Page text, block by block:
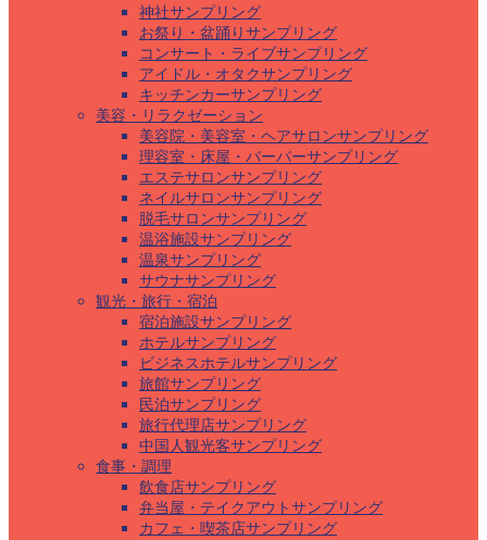
神社サンプリング
お祭り・盆踊りサンプリング
コンサート・ライブサンプリング
アイドル・オタクサンプリング
キッチンカーサンプリング
美容・リラクゼーション
美容院・美容室・ヘアサロンサンプリング
理容室・床屋・バーバーサンプリング
エステサロンサンプリング
ネイルサロンサンプリング
脱毛サロンサンプリング
温浴施設サンプリング
温泉サンプリング
サウナサンプリング
観光・旅行・宿泊
宿泊施設サンプリング
ホテルサンプリング
ビジネスホテルサンプリング
旅館サンプリング
民泊サンプリング
旅行代理店サンプリング
中国人観光客サンプリング
食事・調理
飲食店サンプリング
弁当屋・テイクアウトサンプリング
カフェ・喫茶店サンプリング